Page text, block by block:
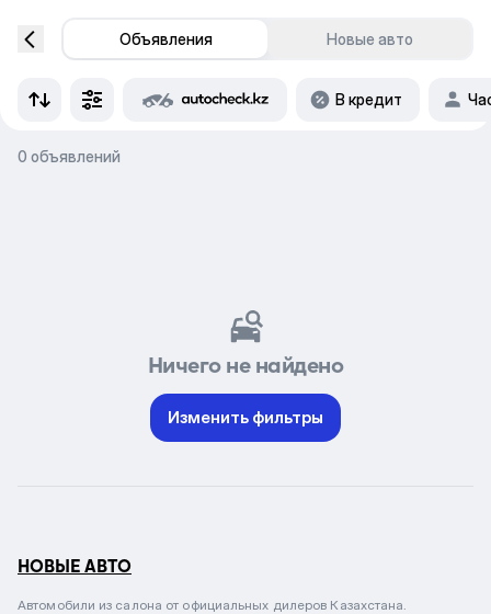
Объявления Новые авто
В кредит
0 объявлений
Ничего не найдено
Изменить фильтры
НОВЫЕ АВТО
Автомобили из салона от официальных дилеров Казахстана.